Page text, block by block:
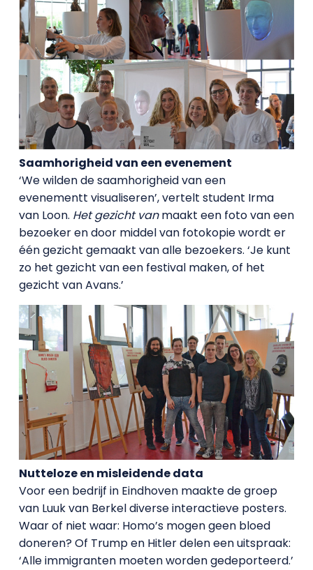
Saamhorigheid van een evenement
‘We wilden de saamhorigheid van een
evenementt visualiseren’, vertelt student Irma
van Loon. Het gezicht vanmaakt een foto van een
bezoeker en door middel van fotokopie wordt er
één gezicht gemaakt van alle bezoekers. ‘Je kunt
zo het gezicht van een festival maken, of het
gezicht van Avans.’
Nutteloze en misleidende data
Voor een bedrijf in Eindhoven maakte de groep
van Luuk van Berkel diverse interactieve posters.
Waar of niet waar: Homo’s mogen geen bloed
doneren? Of Trump en Hitler delen een uitspraak:
‘Alle immigranten moeten worden gedeporteerd.’